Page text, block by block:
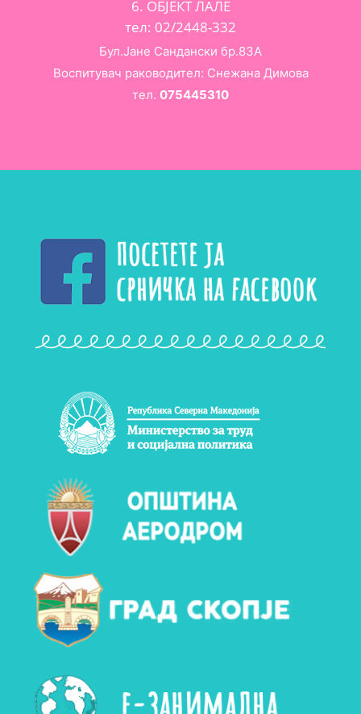
6. ОБЈЕКТ ЛАЛЕ
тел: 02/2448-332
Бул.Јане Сандански бр.83А
Воспитувач раководител: Снежана Димова
тел. 075445310